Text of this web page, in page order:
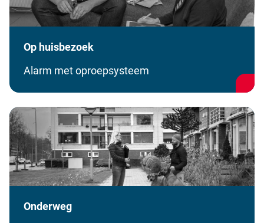
Op huisbezoek
Alarm met oproepsysteem
Onderweg